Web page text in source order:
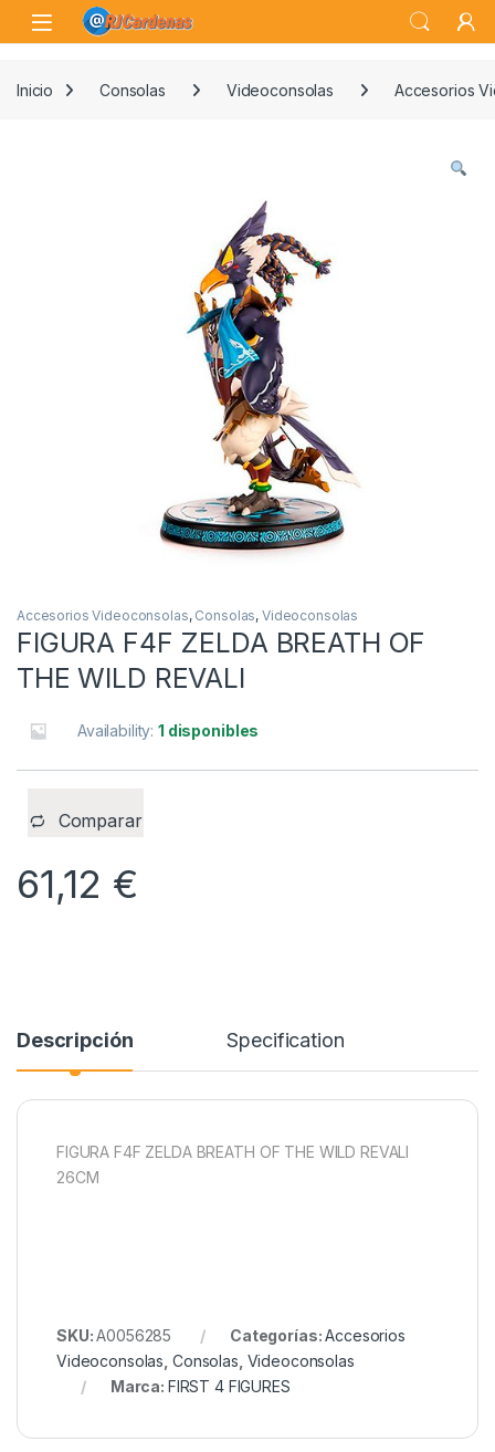
Skip to navigation
Skip to content
Open
Inicio Consolas Videoconsolas Accesorios
Accesorios Videoconsolas, Consolas, Videoconsolas
FIGURA F4F ZELDA BREATH OF
THE WILD REVALI
Availability:1 disponibles
Comparar
61,12 €
Descripción Specification
FIGURA F4F ZELDA BREATH OF THE WILD REVALI
26CM
SKU:A0056285 Categorías:Accesorios
Videoconsolas Consolas Videoconsolas
Marca: FIRST 4 FIGURES